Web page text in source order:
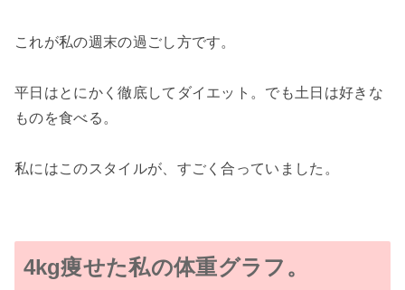
これが私の週末の過ごし方です。
平日はとにかく徹底してダイエット。でも土日は好きな
ものを食べる。
私にはこのスタイルが、すごく合っていました。
4kg痩せた私の体重グラフ。